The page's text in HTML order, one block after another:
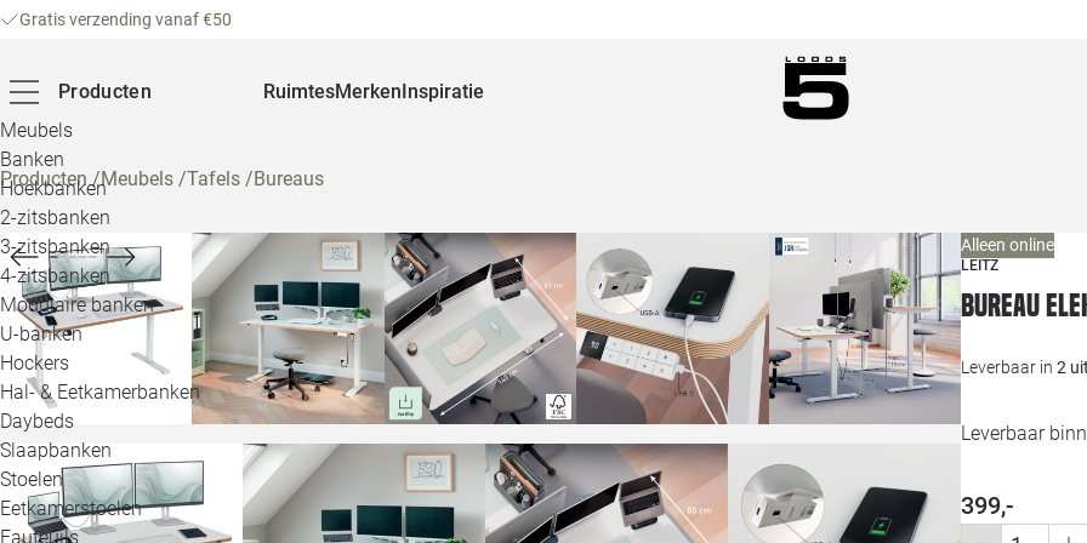
Gratis verzending vanaf €50
Producten
Meubels
Banken
Hoekbanken
2-zitsbanken
3-zitsbanken
4-zitsbanken
Modulaire banken
U-banken
Hockers
Hal- & Eetkamerbanken
Daybeds
Slaapbanken
Stoelen
Eetkamerstoelen
Fauteuils
RuimtesMerkenInspiratie
Producten/Meubels /Tafels /Bureaus
Alleen online
LEITZ
Bureau
Leverbaar in 2
Leverbaar
399,-